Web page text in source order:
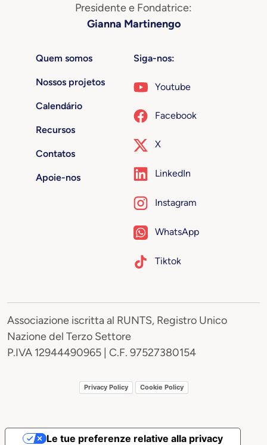
Presidente e Fondatrice:
Gianna Martinengo
Quem somos
Nossos projetos
Calendário
Recursos
Contatos
Apoie-nos
Siga-nos:
Youtube
Facebook
X
LinkedIn
Instagram
WhatsApp
Tiktok
Associazione iscritta al RUNTS, Registro Unico
Nazione del Terzo Settore
P.IVA 12944490965 | C.F. 97527380154
Privacy Policy Cookie Policy
Le tue preferenze relative alla privacy